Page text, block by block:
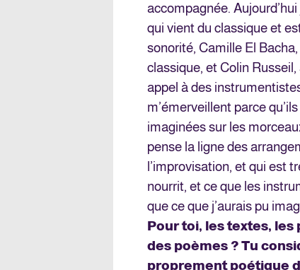
accompagnée.
qui vient du classique et
sonorité, Camille El
classique, et Colin
appel à des
m’émerveillent parce
imaginées sur les
pense la ligne des
l’improvisation, et qui est
nourrit, et ce que les
que ce que j’aurais pu
Pour toi, les textes, les
des poèmes ? Tu
proprement poétique